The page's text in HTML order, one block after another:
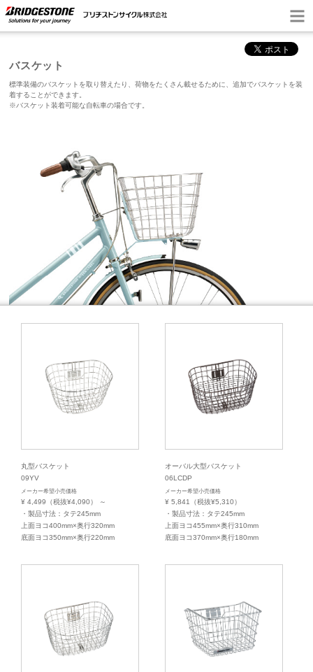
バスケット
標準装備のバスケットを取り替えたり、荷物をたくさん載せるために、追加でバスケットを装
着することができます。
※バスケット装着可能な自転車の場合です。
丸型バスケット
09YV
メーカー希望小売価格
¥ 4,499（税抜¥4,090）
～
・製品寸法：タテ245mm
上面ヨコ400mm×奥行320mm
底面ヨコ350mm×奥行220mm
オーバル大型バスケット
06LCDP
メーカー希望小売価格
¥ 5,841（税抜¥5,310）
・製品寸法：タテ245mm
上面ヨコ455mm×奥行310mm
底面ヨコ370mm×奥行180mm